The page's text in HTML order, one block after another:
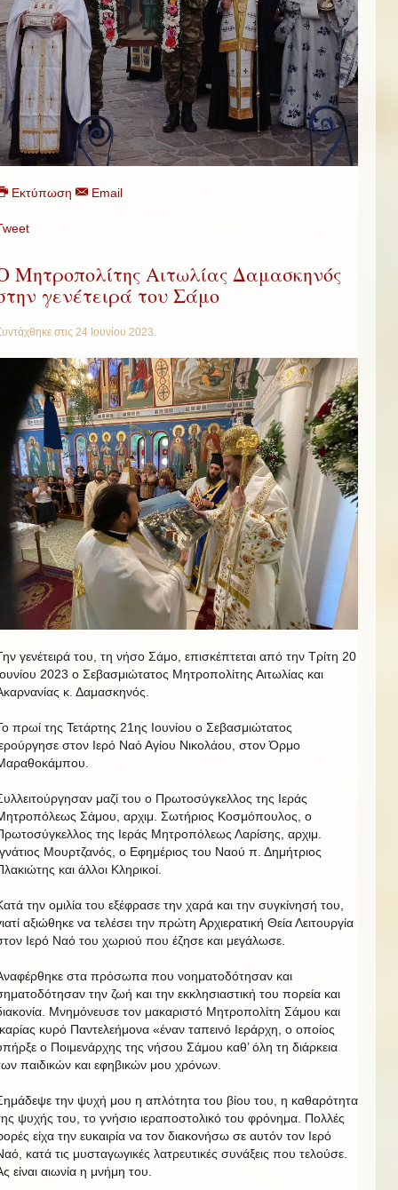
Εκτύπωση Email
Μητροπολίτης Αιτωλίας Δαμασκηνός
γενέτειρά του Σάμο
στις 24 Ιουνίου 2023.
γενέτειρά του, τη νήσο Σάμο, επισκέπτεται από την Τρίτη 20
2023 ο Σεβασμιώτατος Μητροπολίτης Αιτωλίας και
κ. Δαμασκηνός.
πρωί της Τετάρτης 21ης Ιουνίου ο Σεβασμιώτατος
στον Ιερό Ναό Αγίου Νικολάου, στον Όρμο
μαζί του ο Πρωτοσύγκελλος της Ιεράς
Σάμου, αρχιμ. Σωτήριος Κοσμόπουλος, ο
της Ιεράς Μητροπόλεως Λαρίσης, αρχιμ.
Μουρτζανός, ο Εφημέριος του Ναού π. Δημήτριος
και άλλοι Κληρικοί.
την ομιλία του εξέφρασε την χαρά και την συγκίνησή του,
αξιώθηκε να τελέσει την πρώτη Αρχιερατική Θεία Λειτουργία
Ιερό Ναό του χωριού που έζησε και μεγάλωσε.
στα πρόσωπα που νοηματοδότησαν και
την ζωή και την εκκλησιαστική του πορεία και
Μνημόνευσε τον μακαριστό Μητροπολίτη Σάμου και
κυρό Παντελεήμονα «έναν ταπεινό Ιεράρχη, ο οποίος
ο Ποιμενάρχης της νήσου Σάμου καθ’ όλη τη διάρκεια
παιδικών και εφηβικών μου χρόνων.
την ψυχή μου η απλότητα του βίου του, η καθαρότητα
ψυχής του, το γνήσιο ιεραποστολικό του φρόνημα. Πολλές
είχα την ευκαιρία να τον διακονήσω σε αυτόν τον Ιερό
κατά τις μυσταγωγικές λατρευτικές συνάξεις που τελούσε.
είναι αιωνία η μνήμη του.